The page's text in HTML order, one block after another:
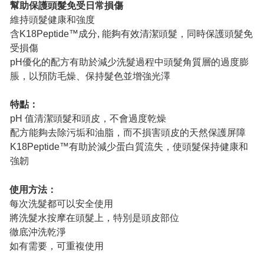
幫助保護頭髮免受日常損傷
維持頭髮健康和強度
含K18Peptide™成分, 能夠有效清潔頭髮，同時保護頭髮免
受損傷
pH優化的配方有助於減少洗髮過程中頭髮角質層的過度膨
脹，以預防毛燥、保持髮色並增強光澤
特點：
pH 值清潔頭髮和頭皮，不會過度乾燥
配方能夠去除污垢和油脂，而不損害頭皮的天然保護屏障
K18Peptide™有助於減少蛋白質流失，使頭髮保持健康和
強韌
使用方法：
每次洗髮都可以安全使用
將洗髮水按摩在頭髮上，特別是頭皮部位
徹底沖洗乾淨
如有需要，可重複使用